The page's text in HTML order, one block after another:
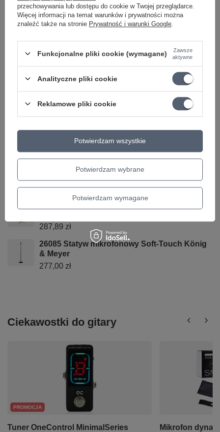
Symbol 010-03-039
KATEGORIA MIKROFONY
Może potrzebujesz tego do gitary
Osłona mikrofonowa Popkiller 23956 König &
Kabel mikrofonowy Klotz Greyhound XLR 3m
Najniższa cena z 30 dni przed obniżką:51,81 zł -2%
210/9 Statyw mikrofonowy czarny König &
287,89 zł
26085 Statyw mikrofonowy Soft-Touch König
& Meyer
277,00 zł
Ciekawostki do gitary
PROMOCJA
Tuner OneControl MinimalSeries
Mikrofon
przechowywania lub dostępu do cookie w Twojej przeglądarce.
Więcej informacji na temat warunków i prywatności można
znaleźć także na stronie Prywatność i warunki Google
Funkcjonalne pliki cookie (wymagane)
Zawsze
aktywne
Analityczne pliki cookie
Reklamowe pliki cookie
Potwierdzam wybrane
Potwierdzam wymagane
Potwierdzam wszystkie